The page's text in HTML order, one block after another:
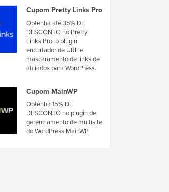
Cupom Pretty Links Pro
Obtenha até 35% DE
DESCONTO no Pretty
Links Pro, o plugin
encurtador de URL e
mascaramento de links de
afiliados para WordPress.
Cupom MainWP
Obtenha 15% DE
DESCONTO no plugin de
gerenciamento de multisite
do WordPress MainWP.